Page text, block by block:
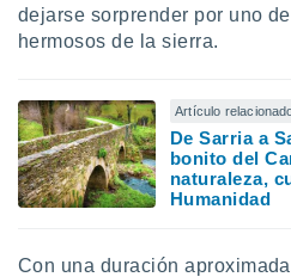
dejarse sorprender por uno
hermosos de la sierra.
Artículo
De Sarria a
bonito del
naturaleza,
Humanidad
Con una duración